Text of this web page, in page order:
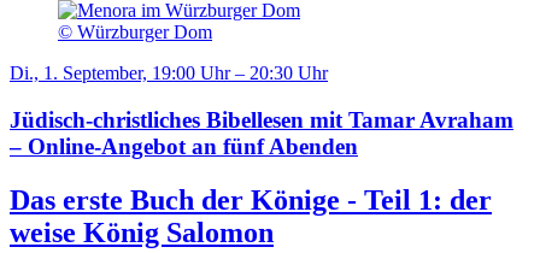
© Würzburger Dom
Di., 1. September, 19:00 Uhr – 20:30 Uhr
Jüdisch-christliches Bibellesen mit Tamar Avraham
– Online-Angebot an fünf Abenden
Das erste Buch der Könige - Teil 1: der
weise König Salomon